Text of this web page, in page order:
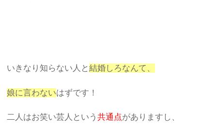
いきなり知らない人と結婚しろなんて、
娘に言わないはずです！
二人はお笑い芸人という共通点がありますし、